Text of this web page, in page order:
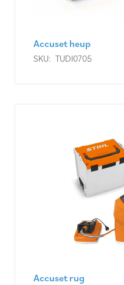
Accuset heup
SKU: TUDI0705
Accuset rug